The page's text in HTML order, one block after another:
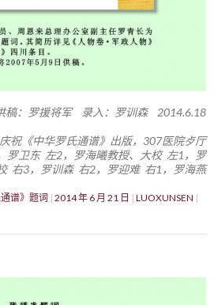
稿：罗援将军 录入：罗训森 2014.6.18
祝《中华罗氏通谱》出版，307医院歺厅
罗卫东 左2，罗海曦教授、大校 左1，罗
右3，罗训森 右2，罗迎难 右1，罗海燕
谱》题词 2014 年 6 月 21 日
LUOXUNSEN